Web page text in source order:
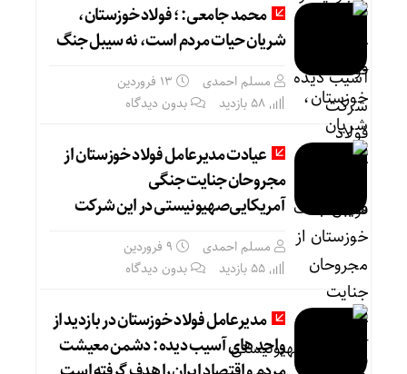
محمد جامعی: ؛ فولاد خوزستان،
شریان حیات مردم است، نه سیبل جنگ
مسلم احمدی
۱۳ فروردین
بدون دیدگاه
عیادت مدیرعامل فولاد خوزستان از
مجروحان جنایت جنگی
آمریکایی‌صهیونیستی در این شرکت
مسلم احمدی
۹ فروردین
بدون دیدگاه
مدیرعامل فولاد خوزستان در بازدید از
واحد های آسیب دیده : دشمن معیشت